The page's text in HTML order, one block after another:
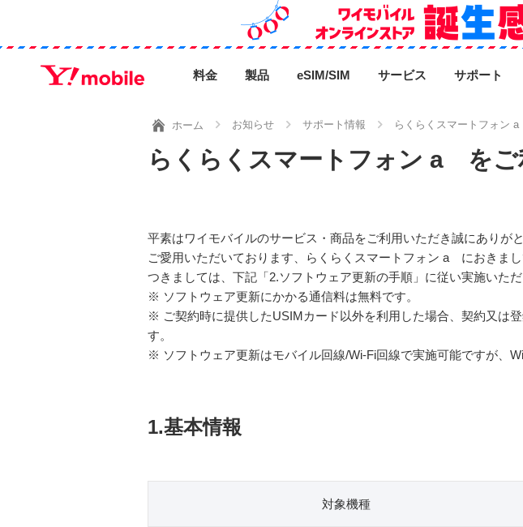
料金 製品 eSIM/SIM サービス サポート
ホーム お知らせ サポート情報 らくらくスマートフォン
らくらくスマートフォン a をご
平素はワイモバイルのサービス・商品をご利用いただき誠にありが
ご愛用いただいております、らくらくスマートフォン a におきま
つきましては、下記「2.ソフトウェア更新の手順」に従い実施いた
※ ソフトウェア更新にかかる通信料は無料です。
※ ご契約時に提供したUSIMカード以外を利用した場合、契約又は
す。
※ ソフトウェア更新はモバイル回線/Wi-Fi回線で実施可能ですが、
1.基本情報
対象機種